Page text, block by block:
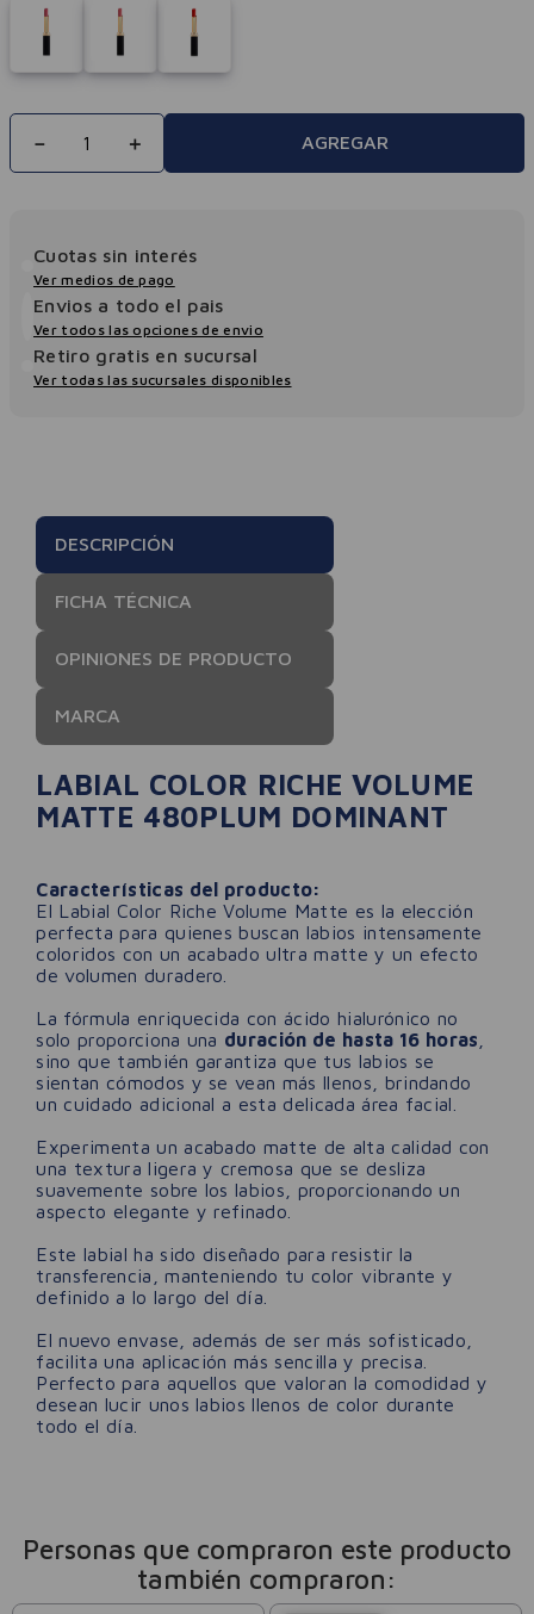
＋
－ AGREGAR
Cuotas sin interés
Ver medios de pago
Envios a todo el pais
Ver todos las opciones de envio
Retiro gratis en sucursal
Ver todas las sucursales disponibles
DESCRIPCIÓN
FICHA TÉCNICA
OPINIONES DE PRODUCTO
MARCA
LABIAL COLOR RICHE VOLUME
MATTE 480PLUM DOMINANT
Características del producto:
El Labial Color Riche Volume Matte es la elección
perfecta para quienes buscan labios intensamente
coloridos con un acabado ultra matte y un efecto
de volumen duradero.
La fórmula enriquecida con ácido hialurónico no
solo proporciona una duración de hasta 16 horas
sino que también garantiza que tus labios se
sientan cómodos y se vean más llenos, brindando
un cuidado adicional a esta delicada área facial.
Experimenta un acabado matte de alta calidad con
una textura ligera y cremosa que se desliza
suavemente sobre los labios, proporcionando un
aspecto elegante y refinado.
Este labial ha sido diseñado para resistir la
transferencia, manteniendo tu color vibrante y
definido a lo largo del día.
El nuevo envase, además de ser más sofisticado,
facilita una aplicación más sencilla y precisa.
Perfecto para aquellos que valoran la comodidad y
desean lucir unos labios llenos de color durante
todo el día.
Personas que compraron este producto
también compraron: